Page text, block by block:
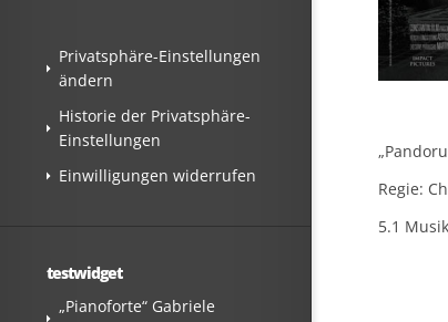
Privatsphäre-Einstellungen
ändern
Historie der Privatsphäre-
Einstellungen
Einwilligungen widerrufen
testwidget
„Pianoforte“ Gabriele
Regie:
5.1